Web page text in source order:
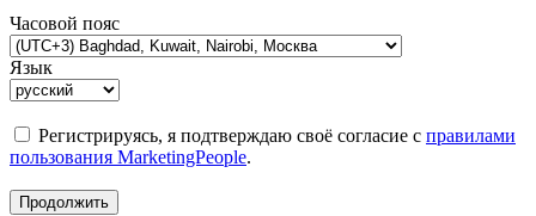
Часовой пояс
Язык
Регистрируясь, я подтверждаю своё согласие с правилами
пользования MarketingPeople.
Продолжить